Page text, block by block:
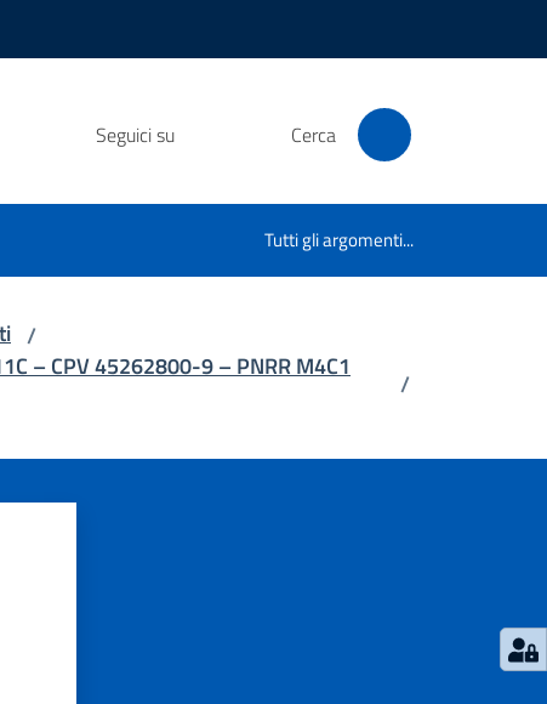
Seguici su Cerca
Tutti gli argomenti...
/
– CPV 45262800-9 – PNRR M4C1
/